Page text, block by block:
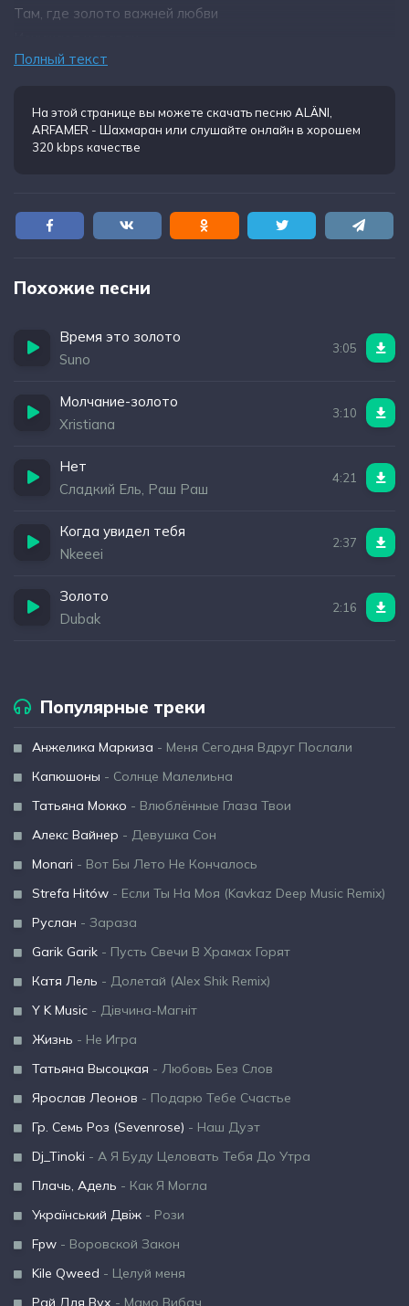
Там, где золото важней любви
Полный текст
На этой странице вы можете скачать песню ALÄNI,
ARFAMER - Шахмаран или слушайте онлайн в хорошем
320 kbps качестве
Похожие песни
Время это золото
Suno
3:05
Молчание-золото
Xristiana
3:10
Нет
Сладкий Ель, Раш Раш
4:21
Когда увидел тебя
Nkeeei
2:37
Золото
Dubak
2:16
Популярные треки
Анжелика Маркиза - Меня Сегодня Вдруг Послали
Капюшоны - Солнце Малелиьна
Татьяна Мокко - Влюблённые Глаза Твои
Алекс Вайнер - Девушка Сон
Monari - Вот Бы Лето Не Кончалось
Strefa Hitów - Если Ты На Моя (Kavkaz Deep Music Remix)
Руслан - Зараза
Garik Garik - Пусть Свечи В Храмах Горят
Катя Лель - Долетай (Alex Shik Remix)
Y K Music - Дівчина-Магніт
Жизнь - Не Игра
Татьяна Высоцкая - Любовь Без Слов
Ярослав Леонов - Подарю Тебе Счастье
Гр. Семь Роз (Sevenrose) - Наш Дуэт
Dj_Tinoki - А Я Буду Целовать Тебя До Утра
Плачь, Адель - Как Я Могла
Український Двіж - Рози
Fpw - Воровской Закон
Kile Qweed - Целуй меня
Рай Для Вух - Мамо Вибач